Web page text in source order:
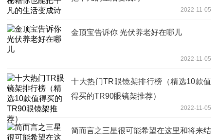
2022-11-05
金顶宝告诉你 光伏养老好在哪儿
2022-11-05
十大热门TR眼镜架排行榜（精选10款值
得买的TR90眼镜架推荐）
2022-11-05
简而言之三星很可能希望在这里和将来结